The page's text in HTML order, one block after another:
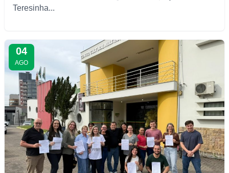
Teresinha...
04
AGO